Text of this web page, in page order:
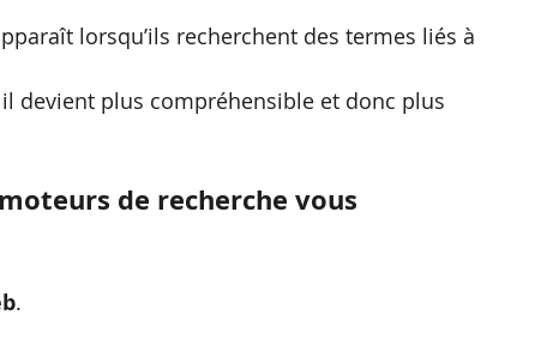
lorsqu’ils recherchent des termes liés à
il devient plus compréhensible et donc plus
de recherche vous
.